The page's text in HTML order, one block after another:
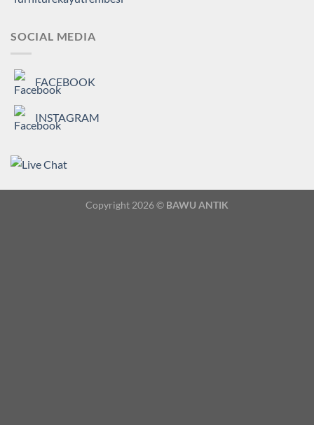
SOCIAL MEDIA
FACEBOOK
INSTAGRAM
Copyright 2026 © BAWU ANTIK